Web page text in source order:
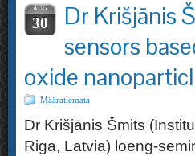
AUG
30
Dr Krišjānis
sensors
oxide
Määratlemata
Dr Krišjānis Šmits
Riga, Latvia) loeng-